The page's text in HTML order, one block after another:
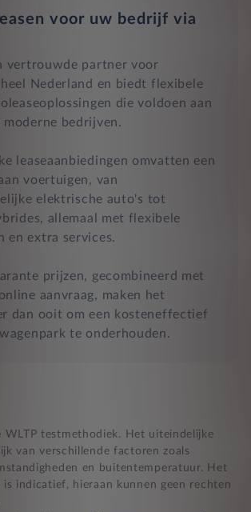
voor uw bedrijf via
vertrouwde partner voor
Nederland en biedt flexibele
die voldoen aan
moderne bedrijven.
leaseaanbiedingen omvatten een
voertuigen, van
elektrische auto's tot
allemaal met flexibele
en extra services.
prijzen, gecombineerd met
aanvraag, maken het
dan ooit om een kosteneffectief
te onderhouden.
WLTP testmethodiek. Het uiteindelijke
van verschillende factoren zoals
en buitentemperatuur. Het
is indicatief, hieraan kunnen geen rechten